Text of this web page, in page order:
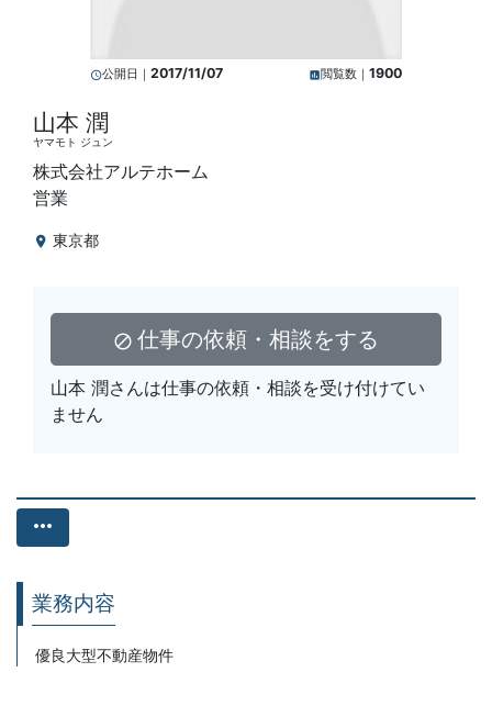
query_builder公開日｜2017/11/07 insert_chart閲覧数｜ 1900
山本 潤
ヤマモト ジュン
株式会社アルテホーム
営業
location_on 東京都
block 仕事の依頼・相談をする
山本 潤さんは仕事の依頼・相談を受け付けてい
ません
more_horiz
業務内容
優良大型不動産物件